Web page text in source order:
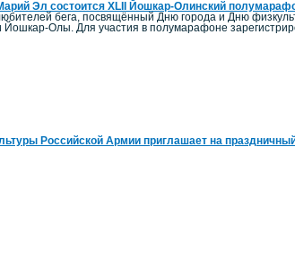
Эл состоится XLII Йошкар-Олинский
бега, посвящённый Дню города и Дню
Олы. Для участия в полумарафоне
Российской Армии приглашает на